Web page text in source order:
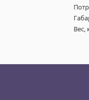
Вес,